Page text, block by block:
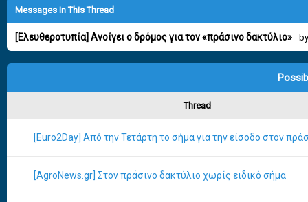
Messages In This Thread
[Ελευθεροτυπία] Ανοίγει ο δρόμος για τον «πράσινο δακτύλιο» -
Thread
[Euro2Day] Από την Τετάρτη το σήμα για την είσοδο στον
[AgroNews.gr] Στον πράσινο δακτύλιο χωρίς ειδικό σήμα